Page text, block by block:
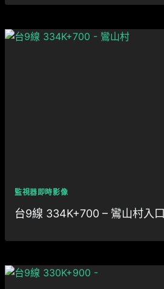
監視器即時影像
台9線 334K+700 – 鸞山村入口